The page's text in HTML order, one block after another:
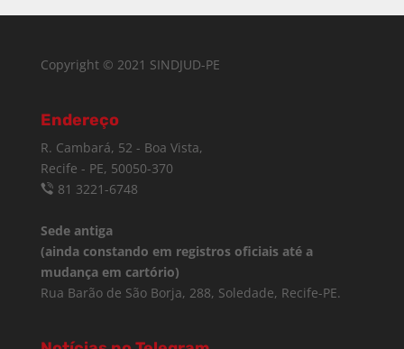
Copyright © 2021 SINDJUD-PE
Endereço
R. Cambará, 52 - Boa Vista,
Recife - PE, 50050-370
81 3221-6748
Sede antiga
(ainda constando em registros oficiais até a
mudança em cartório)
Rua Barão de São Borja, 288, Soledade, Recife-PE.